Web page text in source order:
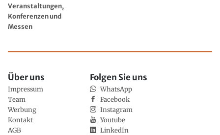
Veranstaltungen,
Konferenzen und
Messen
Über uns
Impressum
Team
Werbung
Kontakt
AGB
Folgen Sie uns
WhatsApp
Facebook
Instagram
Youtube
LinkedIn